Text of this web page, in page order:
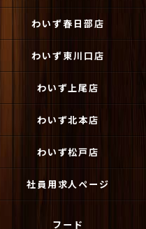
わいず春日部店
わいず東川口店
わいず上尾店
わいず北本店
わいず松戸店
社員用求人ページ
フード